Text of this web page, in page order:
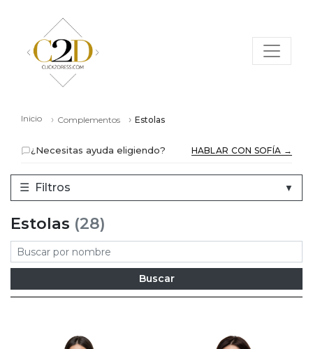
Inicio Complementos Estolas
¿Necesitas ayuda eligiendo? HABLAR CON SOFÍA →
☰ Filtros ▼
Estolas (28)